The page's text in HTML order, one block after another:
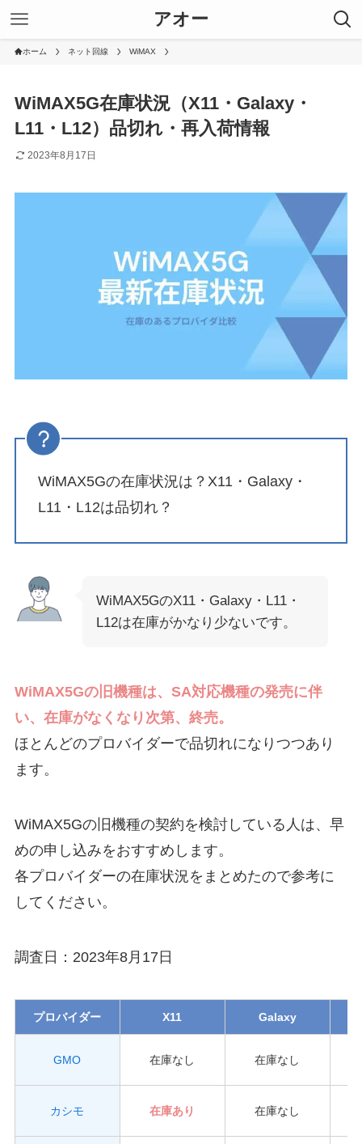
アオー
ホーム ネット回線 WiMAX
WiMAX5G在庫状況（X11・Galaxy・
L11・L12）品切れ・再入荷情報
2023年8月17日
WiMAX5Gの在庫状況は？X11・Galaxy・
L11・L12は品切れ？
WiMAX5GのX11・Galaxy・L11・
L12は在庫がかなり少ないです。
WiMAX5Gの旧機種は、SA対応機種の発売に伴
い、在庫がなくなり次第、終売。
ほとんどのプロバイダーで品切れになりつつあり
ます。
WiMAX5Gの旧機種の契約を検討している人は、早
めの申し込みをおすすめします。
各プロバイダーの在庫状況をまとめたので参考に
してください。
調査日：2023年8月17日
プロバイダー X11 Galaxy
GMO 在庫なし 在庫なし
カシモ 在庫あり 在庫なし